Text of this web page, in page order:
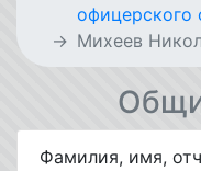
офицерского
Михеев
Фамилия, имя,